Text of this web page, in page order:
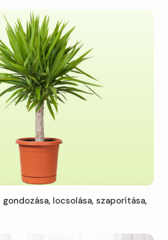
gondozása, locsolása, szaporítása,